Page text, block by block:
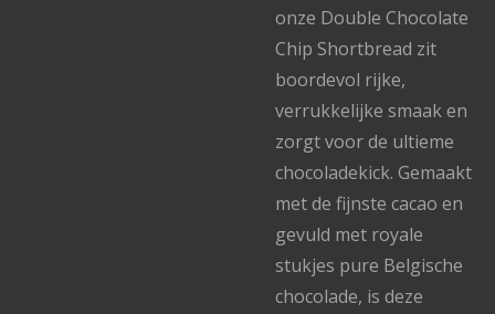
onze Double Chocolate
Chip Shortbread zit
boordevol rijke,
verrukkelijke smaak en
zorgt voor de ultieme
chocoladekick. Gemaakt
met de fijnste cacao en
gevuld met royale
stukjes pure Belgische
chocolade, is deze